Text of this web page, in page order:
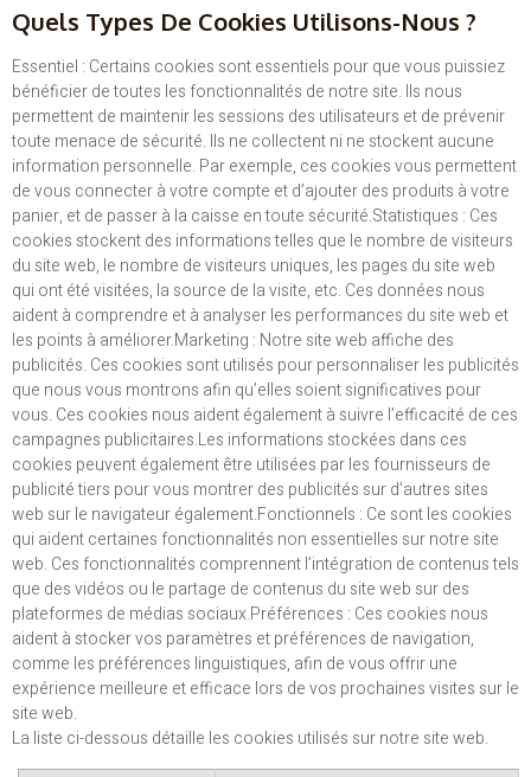
Quels Types De Cookies Utilisons-Nous ?
Essentiel : Certains cookies sont essentiels pour que vous puissiez
bénéficier de toutes les fonctionnalités de notre site. Ils nous
permettent de maintenir les sessions des utilisateurs et de prévenir
toute menace de sécurité. Ils ne collectent ni ne stockent aucune
information personnelle. Par exemple, ces cookies vous permettent
de vous connecter à votre compte et d’ajouter des produits à votre
panier, et de passer à la caisse en toute sécurité.Statistiques : Ces
cookies stockent des informations telles que le nombre de visiteurs
du site web, le nombre de visiteurs uniques, les pages du site web
qui ont été visitées, la source de la visite, etc. Ces données nous
aident à comprendre et à analyser les performances du site web et
les points à améliorer.Marketing : Notre site web affiche des
publicités. Ces cookies sont utilisés pour personnaliser les publicités
que nous vous montrons afin qu’elles soient significatives pour
vous. Ces cookies nous aident également à suivre l’efficacité de ces
campagnes publicitaires.Les informations stockées dans ces
cookies peuvent également être utilisées par les fournisseurs de
publicité tiers pour vous montrer des publicités sur d’autres sites
web sur le navigateur également.Fonctionnels : Ce sont les cookies
qui aident certaines fonctionnalités non essentielles sur notre site
web. Ces fonctionnalités comprennent l’intégration de contenus tels
que des vidéos ou le partage de contenus du site web sur des
plateformes de médias sociaux.Préférences : Ces cookies nous
aident à stocker vos paramètres et préférences de navigation,
comme les préférences linguistiques, afin de vous offrir une
expérience meilleure et efficace lors de vos prochaines visites sur le
site web.
La liste ci-dessous détaille les cookies utilisés sur notre site web.